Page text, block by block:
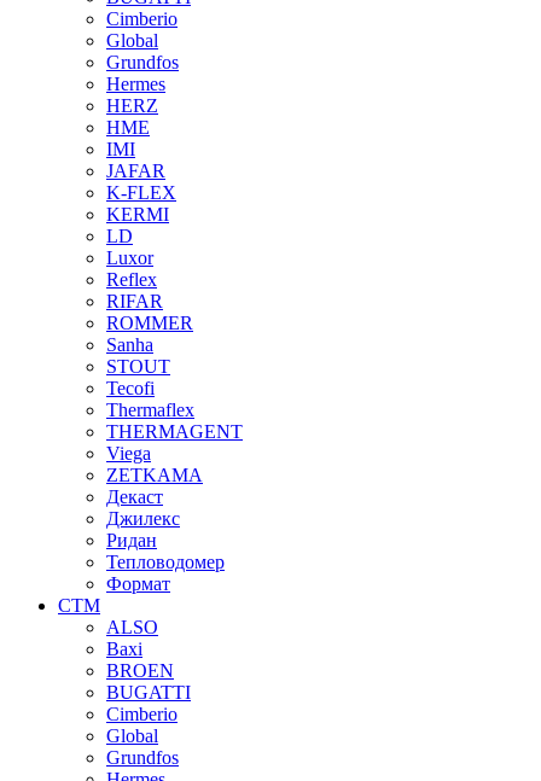
Cimberio
Global
Grundfos
Hermes
HERZ
HME
IMI
JAFAR
K-FLEX
KERMI
LD
Luxor
Reflex
RIFAR
ROMMER
Sanha
STOUT
Tecofi
Thermaflex
THERMAGENT
Viega
ZETKAMA
Декаст
Джилекс
Ридан
Тепловодомер
Формат
СТМ
ALSO
Baxi
BROEN
BUGATTI
Cimberio
Global
Grundfos